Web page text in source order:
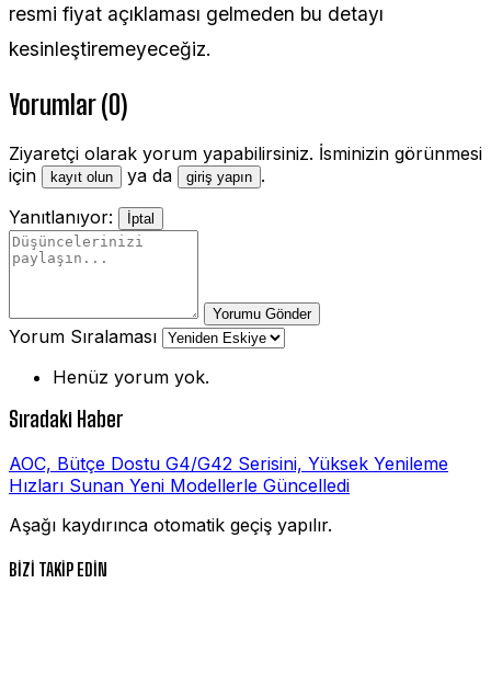
resmi fiyat açıklaması gelmeden bu detayı
kesinleştiremeyeceğiz.
Yorumlar (0)
Ziyaretçi olarak yorum yapabilirsiniz. İsminizin görünmesi
için
kayıt olun ya da giriş yapın .
Yanıtlanıyor:
İptal
Yorumu Gönder
Yorum Sıralaması
Henüz yorum yok.
Sıradaki Haber
AOC, Bütçe Dostu G4/G42 Serisini, Yüksek Yenileme
Hızları Sunan Yeni Modellerle Güncelledi
Aşağı kaydırınca otomatik geçiş yapılır.
BİZİ TAKİP EDİN